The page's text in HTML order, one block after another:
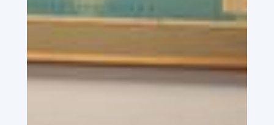
levering er vores vigtigste
serviceparameter